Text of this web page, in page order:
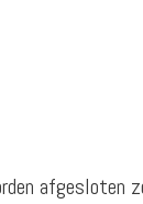
afgesloten